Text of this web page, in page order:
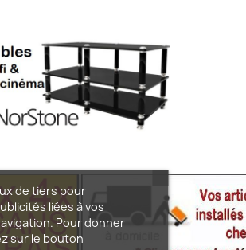
de tiers pour
liées à vos
Pour donner
sur le bouton